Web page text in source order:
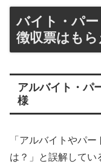
バイト・パ
徴収票はもら
アルバイト・パ
様
「アルバイトやパ
は？」と誤解してい